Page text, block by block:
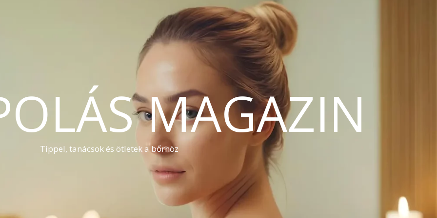
MAGAZIN
Tippel, tanácsok és ötletek a bőrhöz